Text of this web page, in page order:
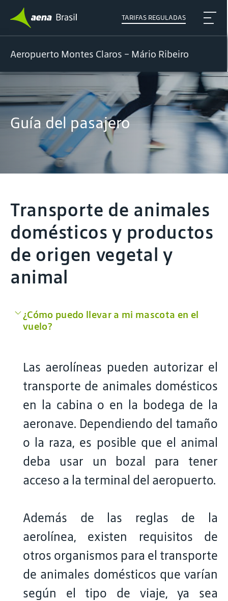
TARIFAS REGULADAS
Aeropuerto Montes Claros – Mário Ribeiro
Guía del pasajero
Transporte de animales
domésticos y productos
de origen vegetal y
animal
¿Cómo puedo llevar a mi mascota en el
vuelo?
Las aerolíneas pueden autorizar el
transporte de animales domésticos
en la cabina o en la bodega de la
aeronave. Dependiendo del tamaño
o la raza, es posible que el animal
deba usar un bozal para tener
acceso a la terminal del aeropuerto.
Además de las reglas de la
aerolínea, existen requisitos de
otros organismos para el transporte
de animales domésticos que varían
según el tipo de viaje, ya sea